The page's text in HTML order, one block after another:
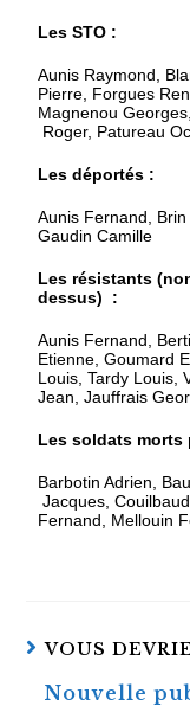
Les STO :
Aunis Raymond,
Pierre, Forgues
Magnenou
Roger, Patureau
Les déportés :
Aunis Fernand,
Gaudin Camille
Les résistants
dessus) :
Aunis Fernand,
Etienne, Goumard
Louis, Tardy Louis,
Jean, Jauffrais
Les soldats morts
Barbotin Adrien,
Jacques,
Fernand, Mellouin
VOUS
Nouvelle